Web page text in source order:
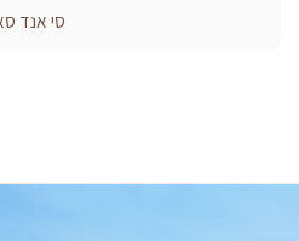
סי אנד סאן